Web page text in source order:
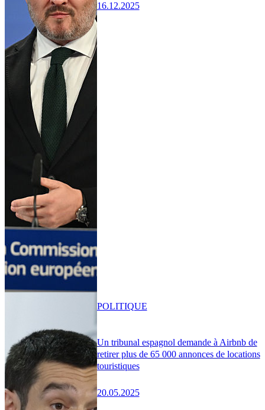
16.12.2025
Un tribunal espagnol demande à Airbnb de
retirer plus de 65 000 annonces de locations
touristiques
20.05.2025
POLITIQUE